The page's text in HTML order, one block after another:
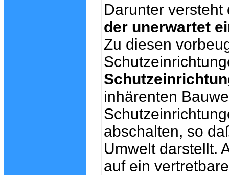
Darunter
der unerwartet
Zu diesen
inhärenten
abschalten, so
Umwelt darstellt.
auf ein